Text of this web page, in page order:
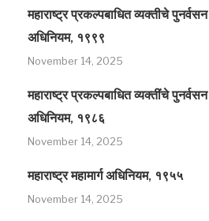
महाराष्ट्र प्रकल्पबाधित व्यक्तीचे पुनर्वसन
अधिनियम, १९९९
November 14, 2025
महाराष्ट्र प्रकल्पबाधित व्यक्तींचे पुनर्वसन
अधिनियम, १९८६
November 14, 2025
महाराष्ट्र महामार्ग अधिनियम, १९५५
November 14, 2025